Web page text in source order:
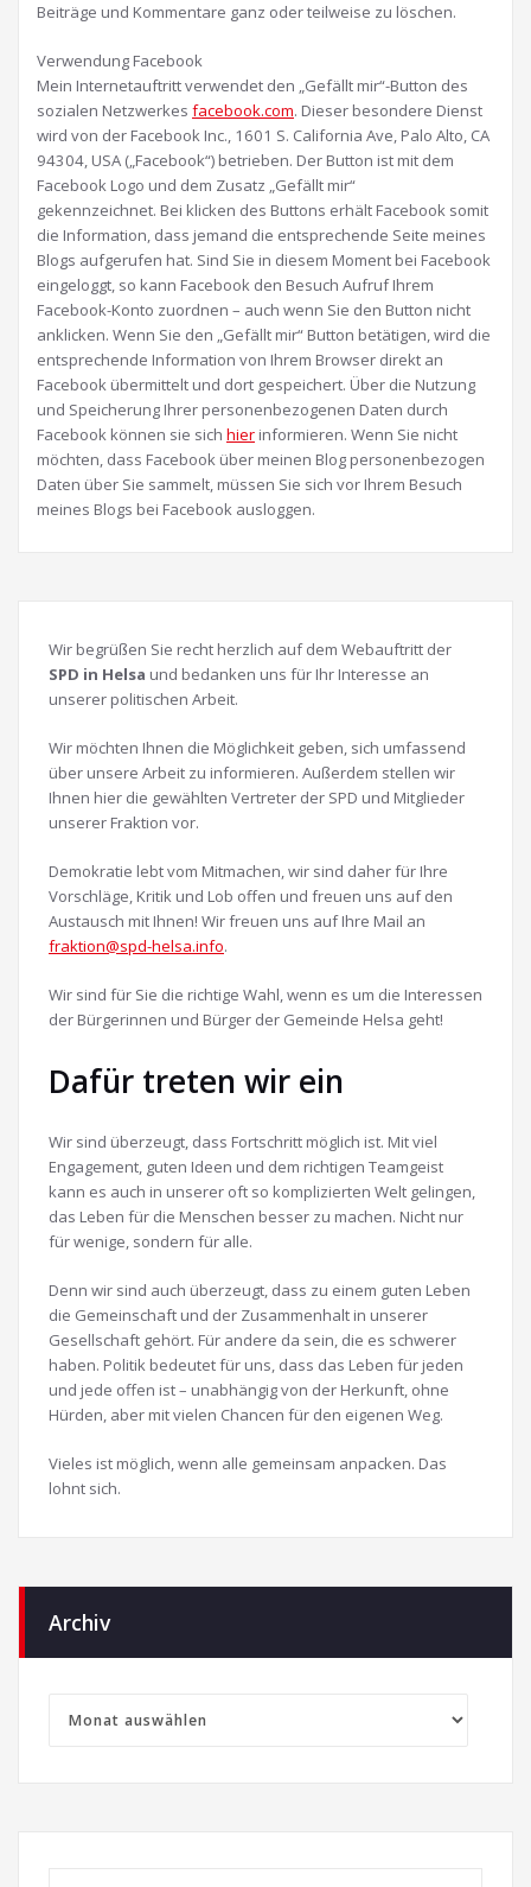
Beiträge und Kommentare ganz oder teilweise zu löschen.
Verwendung Facebook
Mein Internetauftritt verwendet den „Gefällt mir“-Button des
sozialen Netzwerkes facebook.com. Dieser besondere Dienst
wird von der Facebook Inc., 1601 S. California Ave, Palo Alto, CA
94304, USA („Facebook“) betrieben. Der Button ist mit dem
Facebook Logo und dem Zusatz „Gefällt mir“
gekennzeichnet. Bei klicken des Buttons erhält Facebook somit
die Information, dass jemand die entsprechende Seite meines
Blogs aufgerufen hat. Sind Sie in diesem Moment bei Facebook
eingeloggt, so kann Facebook den Besuch Aufruf Ihrem
Facebook-Konto zuordnen – auch wenn Sie den Button nicht
anklicken. Wenn Sie den „Gefällt mir“ Button betätigen, wird die
entsprechende Information von Ihrem Browser direkt an
Facebook übermittelt und dort gespeichert. Über die Nutzung
und Speicherung Ihrer personenbezogenen Daten durch
Facebook können sie sich hier informieren. Wenn Sie nicht
möchten, dass Facebook über meinen Blog personenbezogen
Daten über Sie sammelt, müssen Sie sich vor Ihrem Besuch
meines Blogs bei Facebook ausloggen.
Wir begrüßen Sie recht herzlich auf dem Webauftritt der
SPD in Helsa und bedanken uns für Ihr Interesse an
unserer politischen Arbeit.
Wir möchten Ihnen die Möglichkeit geben, sich umfassend
über unsere Arbeit zu informieren. Außerdem stellen wir
Ihnen hier die gewählten Vertreter der SPD und Mitglieder
unserer Fraktion vor.
Demokratie lebt vom Mitmachen, wir sind daher für Ihre
Vorschläge, Kritik und Lob offen und freuen uns auf den
Austausch mit Ihnen! Wir freuen uns auf Ihre Mail an
fraktion@spd-helsa.info.
Wir sind für Sie die richtige Wahl, wenn es um die Interessen
der Bürgerinnen und Bürger der Gemeinde Helsa geht!
Dafür treten wir ein
Wir sind überzeugt, dass Fortschritt möglich ist. Mit viel
Engagement, guten Ideen und dem richtigen Teamgeist
kann es auch in unserer oft so komplizierten Welt gelingen,
das Leben für die Menschen besser zu machen. Nicht nur
für wenige, sondern für alle.
Denn wir sind auch überzeugt, dass zu einem guten Leben
die Gemeinschaft und der Zusammenhalt in unserer
Gesellschaft gehört. Für andere da sein, die es schwerer
haben. Politik bedeutet für uns, dass das Leben für jeden
und jede offen ist – unabhängig von der Herkunft, ohne
Hürden, aber mit vielen Chancen für den eigenen Weg.
Vieles ist möglich, wenn alle gemeinsam anpacken. Das
lohnt sich.
Archiv